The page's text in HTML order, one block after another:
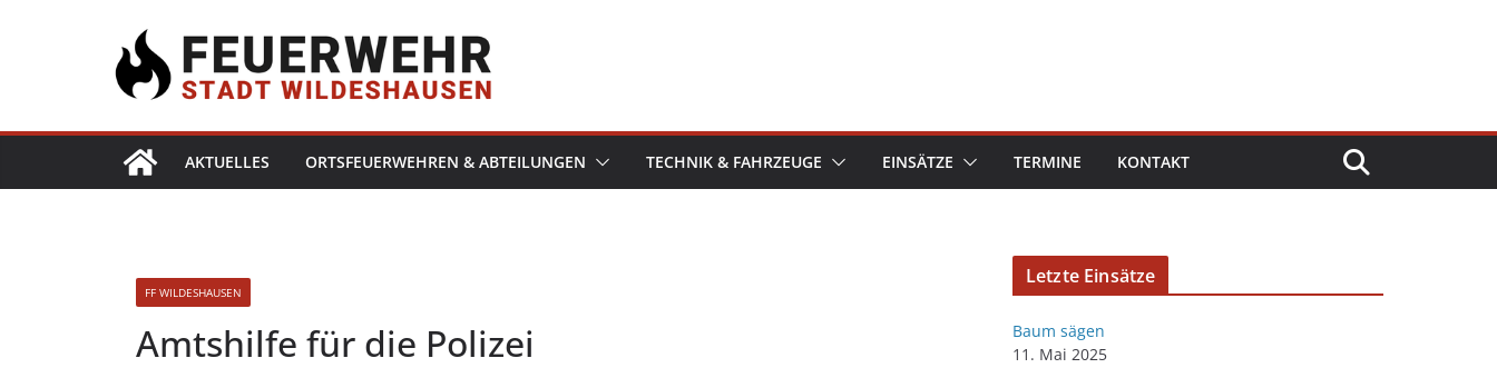
AKTUELLES ORTSFEUERWEHREN & ABTEILUNGEN TECHNIK & FAHRZEUGE EINSÄTZE TERMINE KONTAKT
FF WILDESHAUSEN
Amtshilfe für die Polizei
Letzte Einsätze
Baum sägen
11. Mai 2025